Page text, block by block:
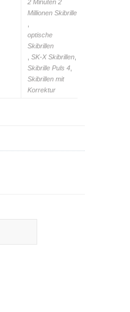
2 Minuten 2
Millionen Skibrille
optische
Skibrillen
SK-X Skibrillen
Skibrille Puls 4
Skibrillen mit
Korrektur